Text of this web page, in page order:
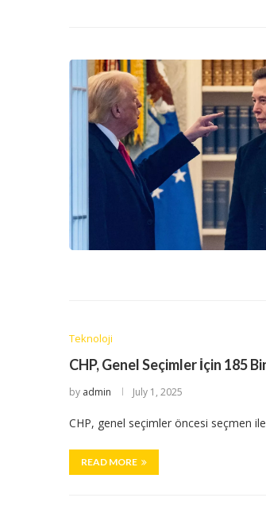
Teknoloji
CHP, Genel Seçimler İçin 185
by admin July 1, 2025
CHP, genel seçimler öncesi seçmen
READ MORE